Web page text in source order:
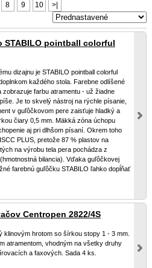
8 9 10 >|
STABILO pointball colorful
dizajnu je STABILO pointball colorful
každého stola. Farebne odlíšené
zobrazuje farbu atramentu - už žiadne
Je to skvelý nástroj na rýchle písanie,
v guľôčkovom pere zaisťuje hladký a
čiary 0,5 mm. Mäkká zóna úchopu
aj pri dlhšom písaní. Okrem toho
PLUS, pretože 87 % plastov na
na výrobu tela pera pochádza z
bilancia). Vďaka guľôčkovej
farebnú guľôčku STABILO ľahko dopĺňať
Centropen 2822/4S
klinovým hrotom so šírkou stopy 1 - 3 mm.
atramentom, vhodným na všetky druhy
a faxových. Sada 4 ks.